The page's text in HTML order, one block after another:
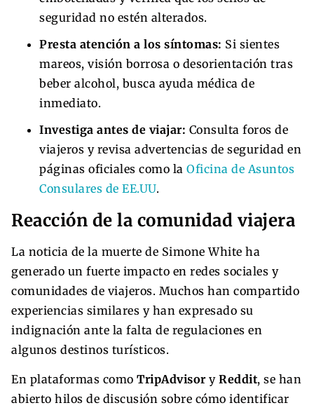
seguridad no estén alterados.
Presta atención a los síntomas: Si sientes
mareos, visión borrosa o desorientación tras
beber alcohol, busca ayuda médica de
inmediato.
Investiga antes de viajar: Consulta foros de
viajeros y revisa advertencias de seguridad en
páginas oficiales como la Oficina de Asuntos
Consulares de EE.UU.
Reacción de la comunidad viajera
La noticia de la muerte de Simone White ha
generado un fuerte impacto en redes sociales y
comunidades de viajeros. Muchos han compartido
experiencias similares y han expresado su
indignación ante la falta de regulaciones en
algunos destinos turísticos.
En plataformas como TripAdvisory Reddit, se han
abierto hilos de discusión sobre cómo identificar